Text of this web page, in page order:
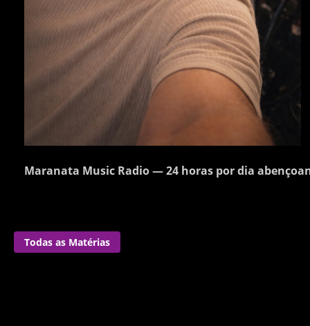
Maranata Music Radio — 24 horas por dia
Todas as Matérias